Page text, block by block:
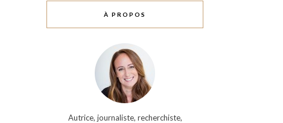
À PROPOS
Autrice, journaliste, recherchiste,